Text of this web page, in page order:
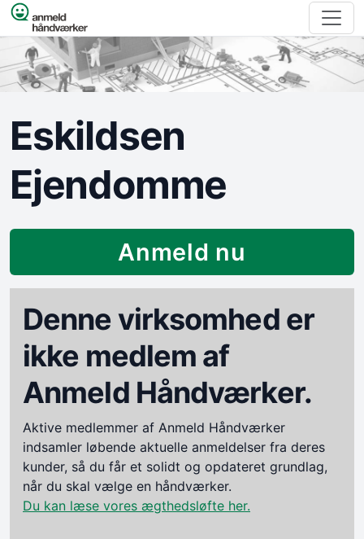
Spring til indhold
Eskildsen
Ejendomme
Anmeld nu
Denne virksomhed er
ikke medlem af
Anmeld Håndværker.
Aktive medlemmer af Anmeld Håndværker
indsamler løbende aktuelle anmeldelser fra deres
kunder, så du får et solidt og opdateret grundlag,
når du skal vælge en håndværker.
Du kan læse vores ægthedsløfte her.